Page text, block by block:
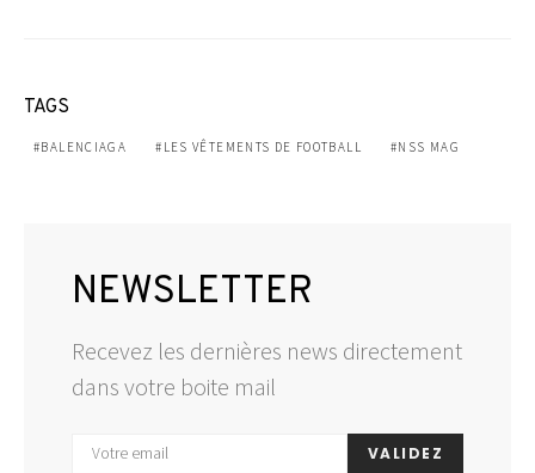
TAGS
BALENCIAGA LES VÊTEMENTS DE FOOTBALL NSS MAG
NEWSLETTER
Recevez les dernières news directement
dans votre boite mail
VALIDEZ